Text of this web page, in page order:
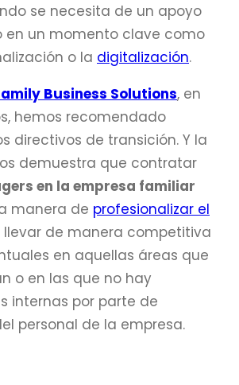
se necesita de un apoyo
en un momento clave como
o la digitalización.
Business Solutions, en
hemos recomendado
directivos de transición. Y la
demuestra que contratar
en la empresa familiar
manera de profesionalizar el
llevar de manera competitiva
en aquellas áreas que
o en las que no hay
internas por parte de
personal de la empresa.